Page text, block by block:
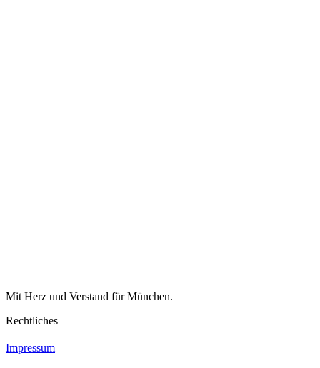
Mit Herz und Verstand für München.
Rechtliches
Impressum